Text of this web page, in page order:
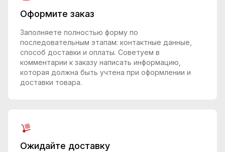
Оформите заказ
Заполняете полностью форму по
последовательным этапам: контактные данные,
способ доставки и оплаты. Советуем в
комментарии к заказу написать информацию,
которая должна быть учтена при оформлении и
доставки товара.
Ожидайте доставку